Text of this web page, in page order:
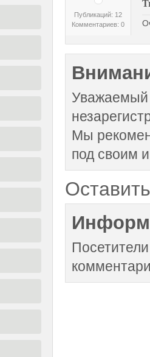
Публикаций: 12
Комментариев: 0
Уважаемый
Мы
под своим